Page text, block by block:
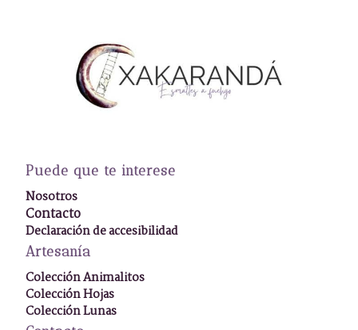
Puede que te interese
Nosotros
Contacto
Declaración de accesibilidad
Artesanía
Colección Animalitos
Colección Hojas
Colección Lunas